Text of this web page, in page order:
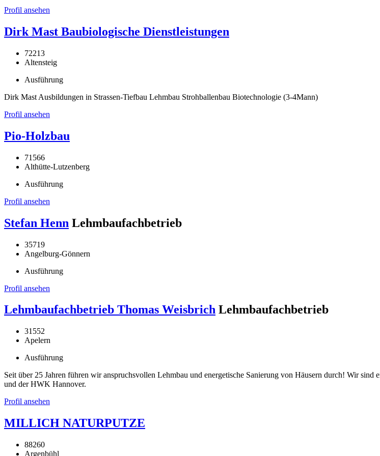
Profil ansehen
Dirk Mast Baubiologische Dienstleistungen
72213
Altensteig
Ausführung
Dirk Mast Ausbildungen in Strassen-Tiefbau Lehmbau Strohballenbau Biotechnologie (3-4Mann)
Profil ansehen
Pio-Holzbau
71566
Althütte-Lutzenberg
Ausführung
Profil ansehen
Stefan Henn Lehmbaufachbetrieb
35719
Angelburg-Gönnern
Ausführung
Profil ansehen
Lehmbaufachbetrieb Thomas Weisbrich Lehmbaufachbetrieb
31552
Apelern
Ausführung
Seit über 25 Jahren führen wir anspruchsvollen Lehmbau und energetische Sanierung von Häusern durch! Wir
und der HWK Hannover.
Profil ansehen
MILLICH NATURPUTZE
88260
Argenbühl